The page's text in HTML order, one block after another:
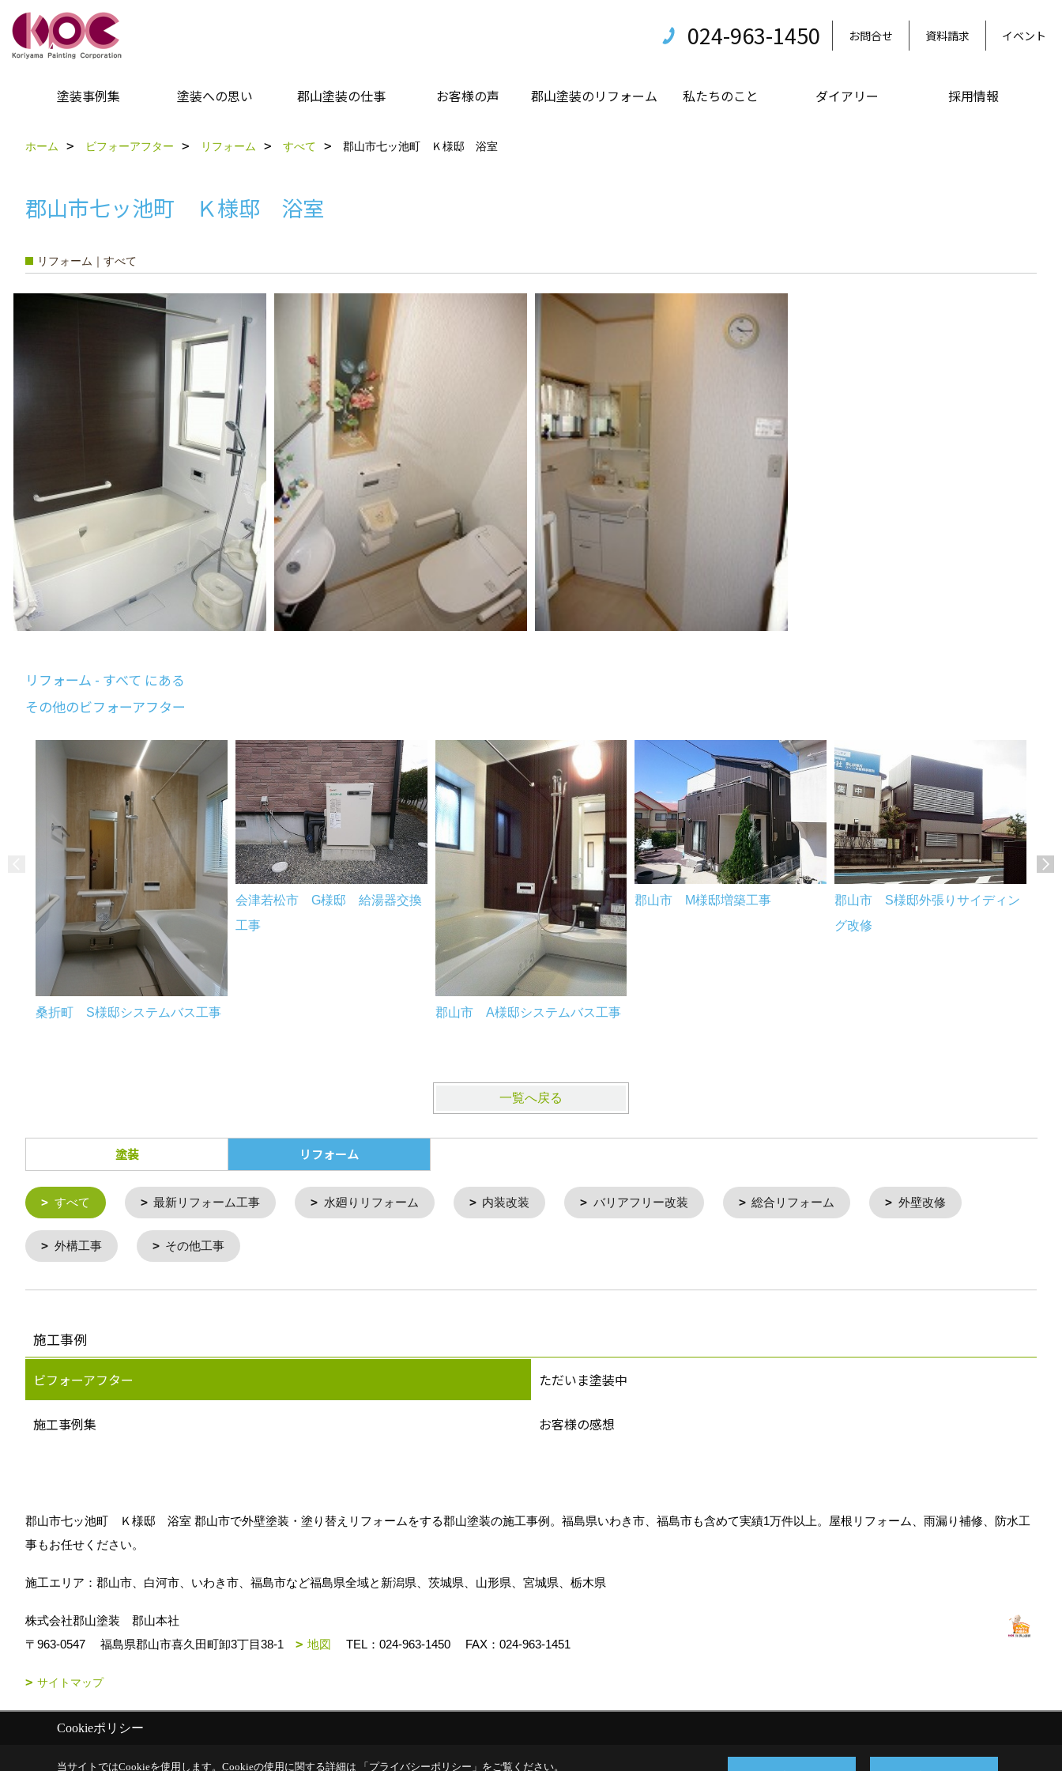
024-963-1450 お問合せ 資料請求 イベント
塗装事例集 塗装への思い 郡山塗装の仕事 お客様の声 郡山塗装のリフォーム 私たちのこと ダイアリー 採用情報
ホーム ビフォーアフター リフォーム すべて 郡山市七ッ池町 Ｋ様邸 浴室
郡山市七ッ池町 Ｋ様邸 浴室
リフォーム｜すべて
リフォーム - すべて にある
その他のビフォーアフター
桑折町 S様邸システムバス工事
会津若松市 G様邸 給湯器交換
工事
郡山市 A様邸システムバス工事
郡山市 M様邸増築工事
郡山市 S様邸外張りサイディン
グ改修
一覧へ戻る
塗装 リフォーム
すべて 最新リフォーム工事 水廻りリフォーム 内装改装 バリアフリー改装 総合リフォーム 外壁改修
外構工事 その他工事
施工事例
ビフォーアフター ただいま塗装中
施工事例集 お客様の感想
郡山市七ッ池町 Ｋ様邸 浴室 郡山市で外壁塗装・塗り替えリフォームをする郡山塗装の施工事例。福島県いわき市、福島市も含めて実績1万件以上。屋根リフォーム、雨漏り補修、防水工
事もお任せください。
施工エリア：郡山市、白河市、いわき市、福島市など福島県全域と新潟県、茨城県、山形県、宮城県、栃木県
株式会社郡山塗装 郡山本社
〒963-0547
福島県郡山市喜久田町卸3丁目38-1 地図 TEL： 024-963-1450 FAX：024-963-1451
サイトマップ
Copyright (c) k-toso. All Rights Reserved.
Cookieポリシー
当サイトではCookieを使用します。 Cookieの使用に関する詳細は 「 プライバシーポリシー 」をご覧ください。